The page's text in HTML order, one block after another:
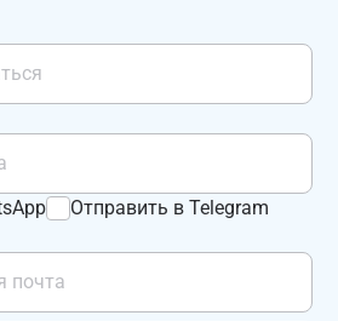
Отправить в Telegram